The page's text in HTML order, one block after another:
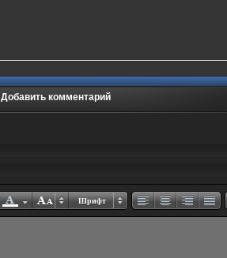
Добавить комментарий
Шрифт